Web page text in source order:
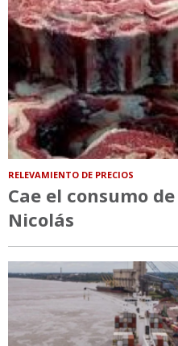
RELEVAMIENTO DE PRECIOS
Cae el consumo
Nicolás